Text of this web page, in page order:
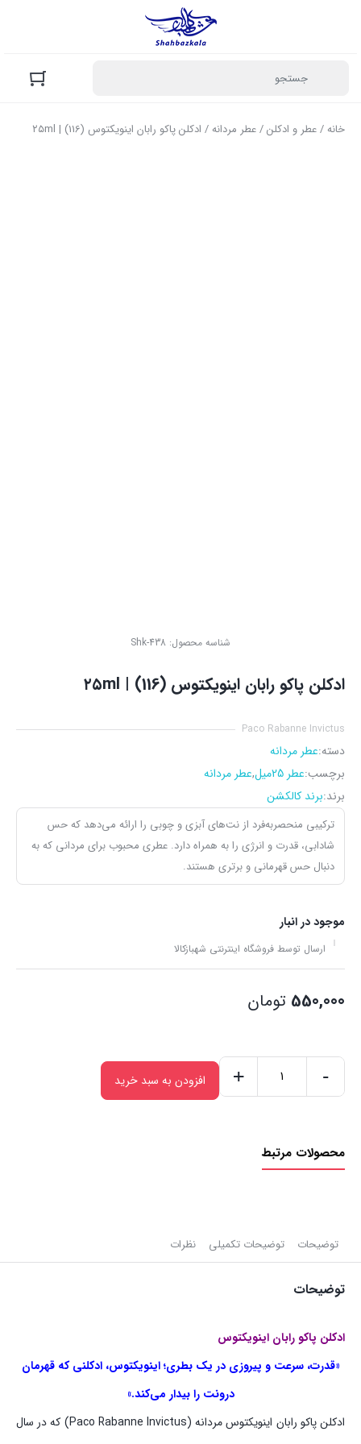
خانه/عطر و ادکلن/عطر مردانه/ ادکلن پاکو رابان اینویکتوس (116) | ۲۵ml
شناسه محصول: Shk-438
ادکلن پاکو رابان اینویکتوس (116) | ۲۵ml
Paco Rabanne Invictus
دسته:عطر مردانه
برچسب:عطر 25میل ,عطر مردانه
برند:برند کالکشن
ترکیبی منحصربه‌فرد از نت‌های آبزی و چوبی را ارائه می‌دهد که حس
شادابی، قدرت و انرژی را به همراه دارد. عطری محبوب برای مردانی که به
دنبال حس قهرمانی و برتری هستند.
موجود در انبار
ارسال توسط فروشگاه اینترنتی شهبازکالا
550,000 تومان
اینویکتوس
عدد
-
+ افزودن به سبد خرید
محصولات مرتبط
توضیحات توضیحات تکمیلی نظرات
توضیحات
ادکلن پاکو رابان اینویکتوس
«قدرت، سرعت و پیروزی در یک بطری؛ اینویکتوس، ادکلنی که قهرمان
درونت را بیدار می‌کند.»
ادکلن پاکو رابان اینویکتوس مردانه (Paco Rabanne Invictus) که در سال